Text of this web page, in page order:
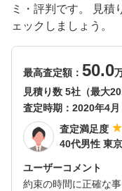
ミ・評判です。 見積
ェックしましょう。
最高査定額： 50.0
見積り数 5社（最大
査定時期： 2020年4月
査定満足度
40代男性 東
ユーザーコメント
約束の時間に正確な